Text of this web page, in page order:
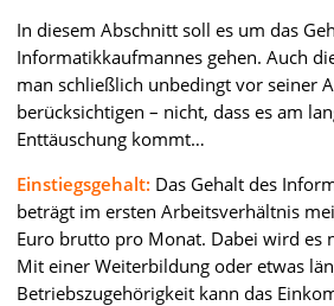
In diesem Abschnitt soll es um das
Informatikkaufmannes gehen. Auch
man schließlich unbedingt vor seiner
berücksichtigen – nicht, dass es am
Enttäuschung kommt…
Einstiegsgehalt: Das Gehalt des
beträgt im ersten Arbeitsverhältnis
Euro brutto pro Monat. Dabei wird es
Mit einer Weiterbildung oder etwas
Betriebszugehörigkeit kann das